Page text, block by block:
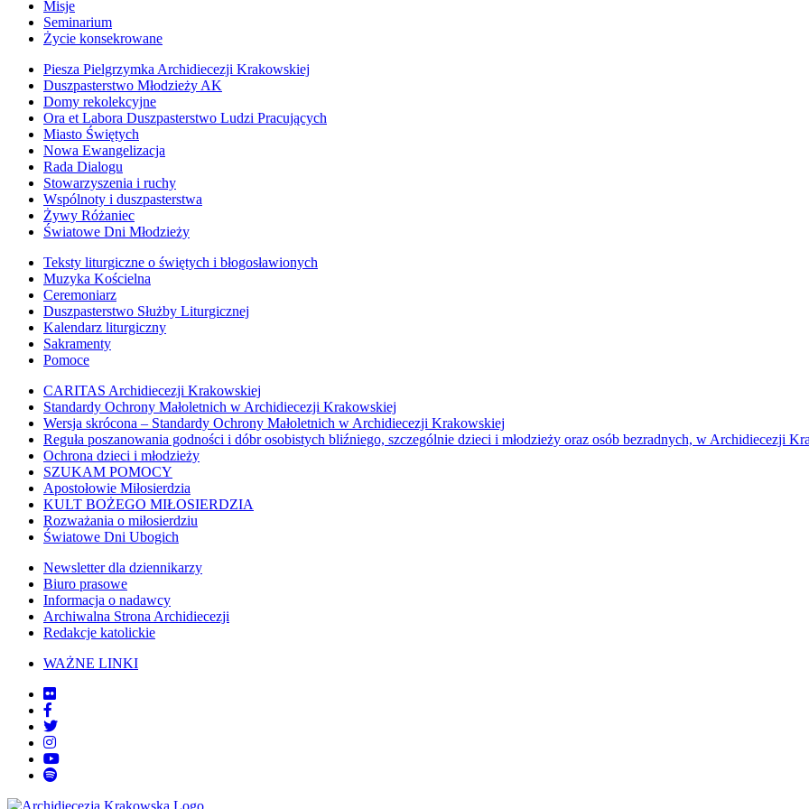
Misje
Seminarium
Życie konsekrowane
Piesza Pielgrzymka Archidiecezji Krakowskiej
Duszpasterstwo Młodzieży AK
Domy rekolekcyjne
Ora et Labora Duszpasterstwo Ludzi Pracujących
Miasto Świętych
Nowa Ewangelizacja
Rada Dialogu
Stowarzyszenia i ruchy
Wspólnoty i duszpasterstwa
Żywy Różaniec
Światowe Dni Młodzieży
Teksty liturgiczne o świętych i błogosławionych
Muzyka Kościelna
Ceremoniarz
Duszpasterstwo Służby Liturgicznej
Kalendarz liturgiczny
Sakramenty
Pomoce
CARITAS Archidiecezji Krakowskiej
Standardy Ochrony Małoletnich w Archidiecezji Krakowskiej
Wersja skrócona – Standardy Ochrony Małoletnich w Archidiecezji Krakowskiej
Reguła poszanowania godności i dóbr osobistych bliźniego, szczególnie dzieci i młodzieży oraz osób bezradnych, w Archidiecezji
Ochrona dzieci i młodzieży
SZUKAM POMOCY
Apostołowie Miłosierdzia
KULT BOŻEGO MIŁOSIERDZIA
Rozważania o miłosierdziu
Światowe Dni Ubogich
Newsletter dla dziennikarzy
Biuro prasowe
Informacja o nadawcy
Archiwalna Strona Archidiecezji
Redakcje katolickie
WAŻNE LINKI